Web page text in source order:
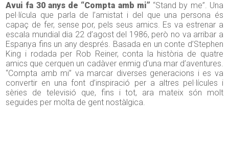
Avui fa 30 anys de “Compta amb mi” “Stand by me”. Una
pel·lícula que parla de l’amistat i del que una persona és
capaç de fer, sense por, pels seus amics. Es va estrenar a
escala mundial dia 22 d’agost del 1986, però no va arribar a
Espanya fins un any després. Basada en un conte d’Stephen
King i rodada per Rob Reiner, conta la història de quatre
amics que cerquen un cadàver enmig d’una mar d’aventures.
“Compta amb mi” va marcar diverses generacions i es va
convertir en una font d’inspiració per a altres pel·lícules i
sèries de televisió que, fins i tot, ara mateix són molt
seguides per molta de gent nostàlgica.